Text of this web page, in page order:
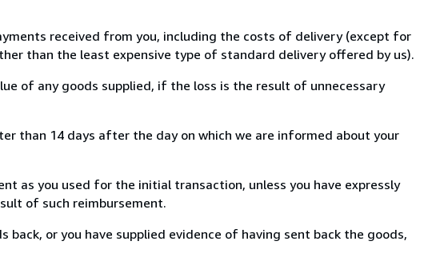
received from you, including the costs of delivery (except for
than the least expensive type of standard delivery offered by us).
of any goods supplied, if the loss is the result of unnecessary
than 14 days after the day on which we are informed about your
as you used for the initial transaction, unless you have expressly
of such reimbursement.
or you have supplied evidence of having sent back the goods,